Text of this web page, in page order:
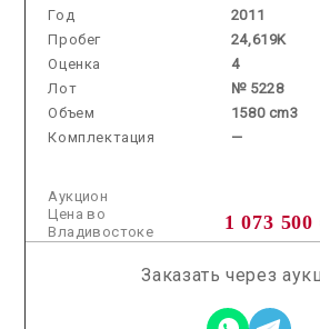
Год
2011
Пробег
24,619K
Оценка
4
Лот
№ 5228
Объем
1580 cm3
Комплектация
—
Аукцион
1 073 500
Цена во
Владивостоке
Заказать через